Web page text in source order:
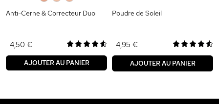
Anti-Cerne & Correcteur Duo
4,50 €
AJOUTER AU PANIER
Poudre de Soleil
4,95 €
AJOUTER AU PANIER